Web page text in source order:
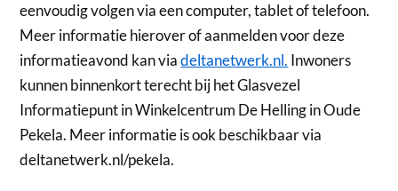
eenvoudig volgen via een computer, tablet of telefoon.
Meer informatie hierover of aanmelden voor deze
informatieavond kan viadeltanetwerk.nl. Inwoners
kunnen binnenkort terecht bij het Glasvezel
Informatiepunt in Winkelcentrum De Helling in Oude
Pekela. Meer informatie is ook beschikbaar via
deltanetwerk.nl/pekela.